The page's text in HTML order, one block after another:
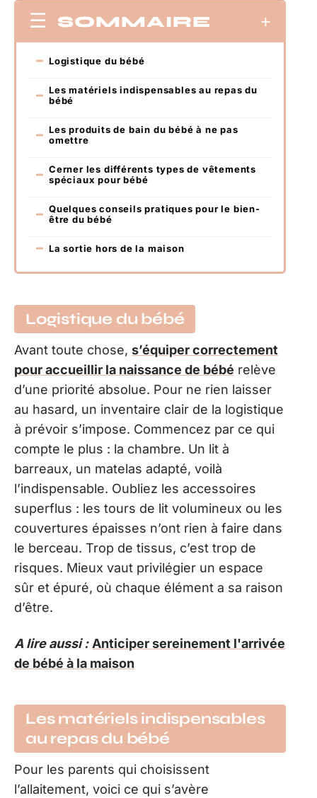
SOMMAIRE
Logistique du bébé
Les matériels indispensables au repas du
bébé
Les produits de bain du bébé à ne pas
omettre
Cerner les différents types de vêtements
spéciaux pour bébé
Quelques conseils pratiques pour le bien-
être du bébé
La sortie hors de la maison
Logistique du bébé
Avant toute chose, s’équiper correctement
pour accueillir la naissance de bébé relève
d’une priorité absolue. Pour ne rien laisser
au hasard, un inventaire clair de la logistique
à prévoir s’impose. Commencez par ce qui
compte le plus : la chambre. Un lit à
barreaux, un matelas adapté, voilà
l’indispensable. Oubliez les accessoires
superflus : les tours de lit volumineux ou les
couvertures épaisses n’ont rien à faire dans
le berceau. Trop de tissus, c’est trop de
risques. Mieux vaut privilégier un espace
sûr et épuré, où chaque élément a sa raison
d’être.
A lire aussi : Anticiper sereinement l'arrivée
de bébé à la maison
Les matériels indispensables
au repas du bébé
Pour les parents qui choisissent
l’allaitement, voici ce qui s’avère